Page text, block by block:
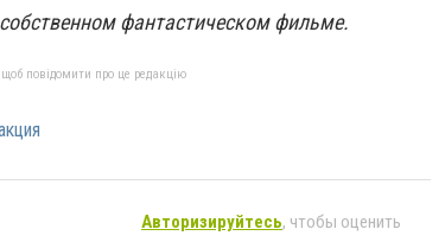
фантастическом фильме.
повідомити про це редакцію
Авторизируйтесь, чтобы оценить